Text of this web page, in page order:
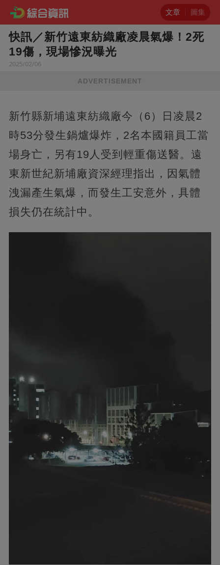
文章 圖集
快訊／新竹遠東紡織廠凌晨氣爆！2死
19傷，現場慘況曝光
2025/02/06
ADVERTISEMENT
新竹縣新埔遠東紡織廠今（6）日凌晨2
時53分發生鍋爐爆炸，2名本國籍員工當
場身亡，另有19人受到輕重傷送醫。遠
東新世紀新埔廠資深經理指出，因氣體
洩漏產生氣爆，而發生工安意外，具體
損失仍在統計中。